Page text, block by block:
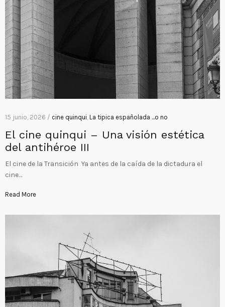
15 junio, 2026 / cine quinqui, La tipica españolada ...o no
El cine quinqui – Una visión estética
del antihéroe III
El cine de la Transición Ya antes de la caída de la dictadura el
cine…
Read More